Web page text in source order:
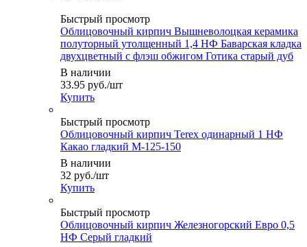
Быстрый просмотр
Облицовочный кирпич Вышневолоцкая керамика
полуторный утолщенный 1,4 НФ Баварская кладка
двухцветный с флэш обжигом Готика старый дуб
В наличии
33.95 руб./шт
Купить
Быстрый просмотр
Облицовочный кирпич Terex одинарный 1 НФ
Какао гладкий М-125-150
В наличии
32 руб./шт
Купить
Быстрый просмотр
Облицовочный кирпич Железногорский Евро 0,5
НФ Серый гладкий